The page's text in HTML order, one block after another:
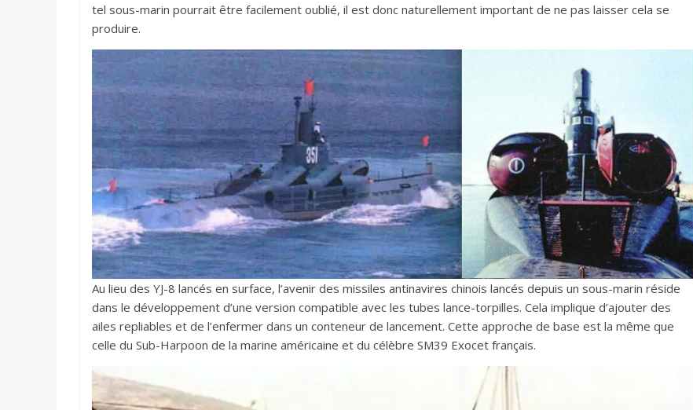
tel sous-marin pourrait être facilement oublié, il est donc naturellement important de ne pas laisser cela se
produire.
Au lieu des YJ-8 lancés en surface, l’avenir des missiles antinavires chinois lancés depuis un sous-marin réside
dans le développement d’une version compatible avec les tubes lance-torpilles. Cela implique d’ajouter des
ailes repliables et de l’enfermer dans un conteneur de lancement. Cette approche de base est la même que
celle du Sub-Harpoon de la marine américaine et du célèbre SM39 Exocet français.